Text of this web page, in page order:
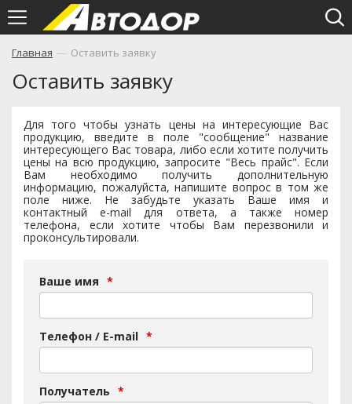
Главная — Оставить заявку
Оставить заявку
Для того чтобы узнать цены на интересующие Вас
продукцию, введите в поле "сообщение" название
интересующего Вас товара, либо если хотите получить
цены на всю продукцию, запросите "Весь прайс". Если
Вам необходимо получить дополнительную
информацию, пожалуйста, напишите вопрос в том же
поле ниже. Не забудьте указать Ваше имя и
контактный e-mail для ответа, а также номер
телефона, если хотите чтобы Вам перезвонили и
проконсультировали.
Ваше имя *
Телефон / E-mail *
Получатель *